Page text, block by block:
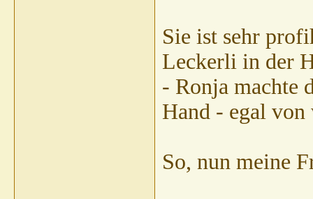
Sie ist sehr
Leckerli in der
- Ronja machte
Hand - egal
So, nun meine